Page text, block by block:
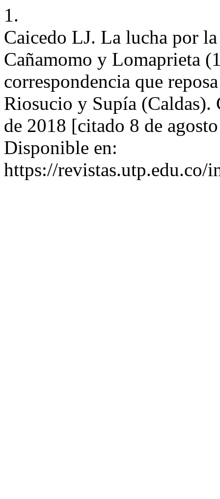
1.
Caicedo LJ. La lucha por
Cañamomo y Lomaprieta
correspondencia que
Riosucio y Supía
de 2018 [citado 8 de
Disponible en:
https://